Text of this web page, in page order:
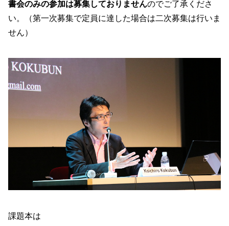
書会のみの参加は募集しておりませんのでご了承くださ
い。（第一次募集で定員に達した場合は二次募集は行いま
せん）
課題本は